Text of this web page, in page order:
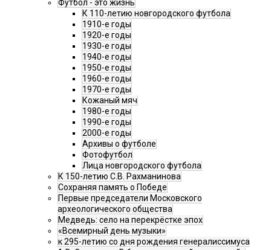
Футбол - это жизнь
К 110-летию новгородского футбола
1910-е годы
1920-е годы
1930-е годы
1940-е годы
1950-е годы
1960-е годы
1970-е годы
Кожаный мяч
1980-е годы
1990-е годы
2000-е годы
Архивы о футболе
Фотофутбол
Лица новгородского футбола
К 150-летию С.В. Рахманинова
Сохраняя память о Победе
Первые председатели Московского
археологического общества
Медведь: село на перекрёстке эпох
«Всемирный день музыки»
к 295-летию со дня рождения генералиссимуса